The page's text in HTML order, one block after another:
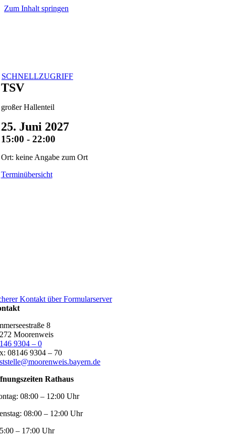
Zum Inhalt springen
SCHNELLZUGRIFF
TSV
großer Hallenteil
25. Juni 2027
15:00 - 22:00
Ort: keine Angabe zum Ort
Terminübersicht
Kontakt über Formularserver
8
Moorenweis
9304 – 0
08146 9304 – 70
Rathaus
08:00 – 12:00 Uhr
08:00 – 12:00 Uhr
– 17:00 Uhr